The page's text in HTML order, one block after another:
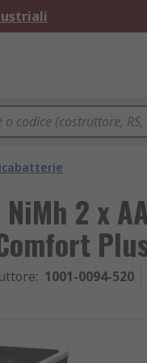
2 x
: 1001-0094-520